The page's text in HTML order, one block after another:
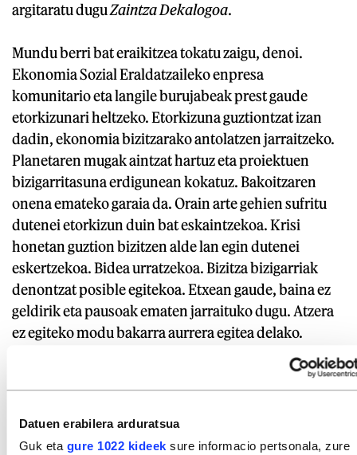
Datuen erabilera arduratsua
Guk eta gure 1022 kideek sure informacio pertsonala, zure
argitaratu duguZaintza Dekalogoa.
Mundu berri bat eraikitzea tokatu zaigu, denoi.
Ekonomia Sozial Eraldatzaileko enpresa
komunitario eta langile burujabeak prest gaude
etorkizunari heltzeko. Etorkizuna guztiontzat izan
dadin, ekonomia bizitzarako antolatzen jarraitzeko.
Planetaren mugak aintzat hartuz eta proiektuen
bizigarritasuna erdigunean kokatuz. Bakoitzaren
onena emateko garaia da. Orain arte gehien sufritu
dutenei etorkizun duin bat eskaintzekoa. Krisi
honetan guztion bizitzen alde lan egin dutenei
eskertzekoa. Bidea urratzekoa. Bizitza bizigarriak
denontzat posible egitekoa. Etxean gaude, baina ez
geldirik eta pausoak ematen jarraituko dugu. Atzera
ez egiteko modu bakarra aurrera egitea delako.
Gora langileon elkartasuna! Gora Maiatzaren Lehena!
Idazkia honako hauek ere sinatu dute:
Lopez, Enara Iruretagoiena Dominguez, Nerea Elias